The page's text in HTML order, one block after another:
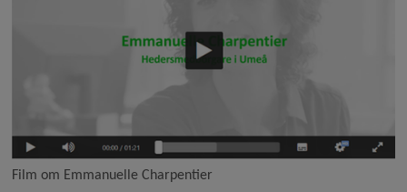
Film om Emmanuelle Charpentier